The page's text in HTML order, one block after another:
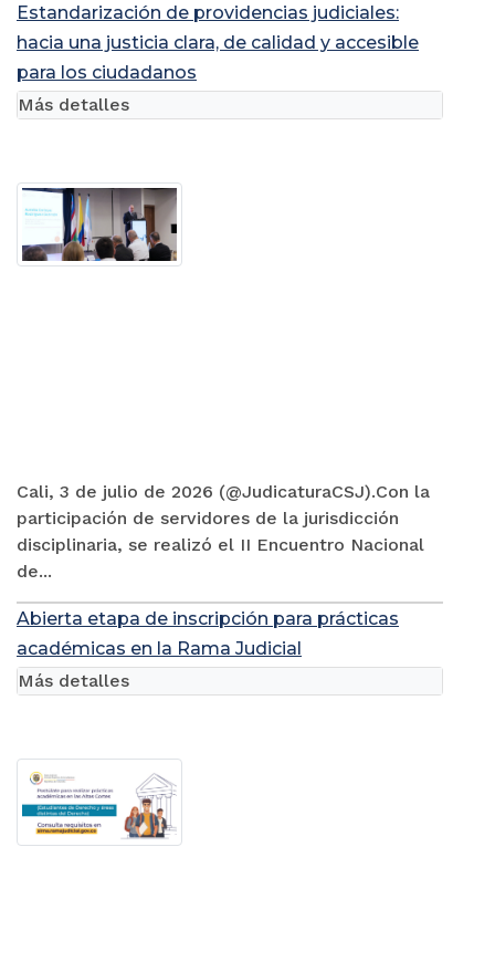
Estandarización de providencias judiciales:
hacia una justicia clara, de calidad y accesible
para los ciudadanos
Cali, 3 de julio de 2026 (@JudicaturaCSJ).Con la
participación de servidores de la jurisdicción
disciplinaria, se realizó el II Encuentro Nacional
de...
Más detalles
Abierta etapa de inscripción para prácticas
académicas en la Rama Judicial
Más detalles